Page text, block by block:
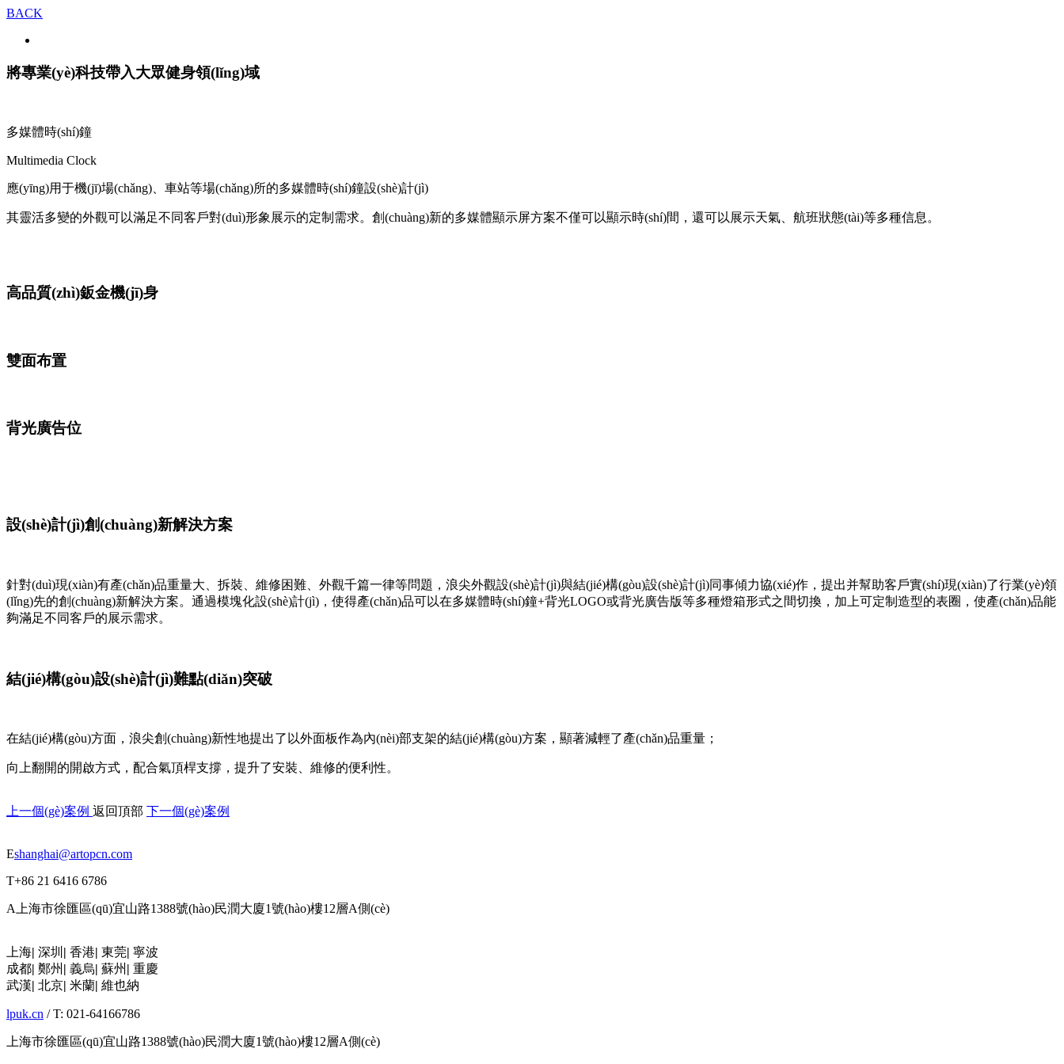
BACK
將專業(yè)科技帶入大眾健身領(lǐng)域
多媒體時(shí)鐘
Multimedia Clock
應(yīng)用于機(jī)場(chǎng)、車站等場(chǎng)所的多媒體時(shí)鐘設(shè)計(jì)
其靈活多變的外觀可以滿足不同客戶對(duì)形象展示的定制需求。創(chuàng)新的多媒體顯示屏方案不僅可以顯示時(shí)間，還可以展示天氣、航班狀態(tài)等多種信息。
高品質(zhì)鈑金機(jī)身
雙面布置
背光廣告位
設(shè)計(jì)創(chuàng)新解決方案
針對(duì)現(xiàn)有產(chǎn)品重量大、拆裝、維修困難、外觀千篇一律等問題，浪尖外觀設(shè)計(jì)與結(jié)構(gòu)設(shè)計(jì)同事傾力協(xié)作，提出并幫助客戶實(shí)現(xiàn)了行業(yè)領
(lǐng)先的創(chuàng)新解決方案。通過模塊化設(shè)計(jì)，使得產(chǎn)品可以在多媒體時(shí)鐘+背光LOGO或背光廣告版等多種燈箱形式之間切換，加上可定制造型的表圈，使產(chǎn)品能
夠滿足不同客戶的展示需求。
結(jié)構(gòu)設(shè)計(jì)難點(diǎn)突破
在結(jié)構(gòu)方面，浪尖創(chuàng)新性地提出了以外面板作為內(nèi)部支架的結(jié)構(gòu)方案，顯著減輕了產(chǎn)品重量；
向上翻開的開啟方式，配合氣頂桿支撐，提升了安裝、維修的便利性。
上一個(gè)案例 返回頂部 下一個(gè)案例
Eshanghai@artopcn.com
T+86 21 6416 6786
A 上海市徐匯區(qū)宜山路1388號(hào)民潤大廈1號(hào)樓12層A側(cè)
上海| 深圳 | 香港| 東莞| 寧波
成都| 鄭州 | 義烏| 蘇州 | 重慶
武漢| 北京| 米蘭| 維也納
lpuk.cn / T: 021-64166786
上海市徐匯區(qū)宜山路1388號(hào)民潤大廈1號(hào)樓12層A側(cè)